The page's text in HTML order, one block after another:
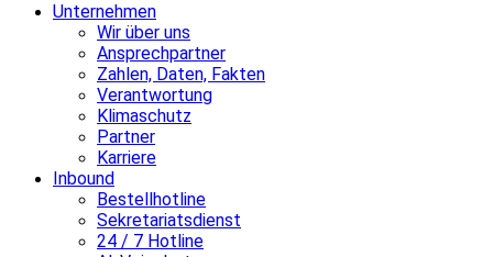
Unternehmen
Wir über uns
Ansprechpartner
Zahlen, Daten, Fakten
Verantwortung
Klimaschutz
Partner
Karriere
Inbound
Bestellhotline
Sekretariatsdienst
24 / 7 Hotline